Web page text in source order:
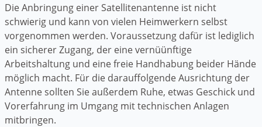
Die Anbringung einer Satellitenantenne ist nicht
schwierig und kann von vielen Heimwerkern selbst
vorgenommen werden. Voraussetzung dafür ist lediglich
ein sicherer Zugang, der eine vernüünftige
Arbeitshaltung und eine freie Handhabung beider Hände
möglich macht. Für die darauffolgende Ausrichtung der
Antenne sollten Sie außerdem Ruhe, etwas Geschick und
Vorerfahrung im Umgang mit technischen Anlagen
mitbringen.